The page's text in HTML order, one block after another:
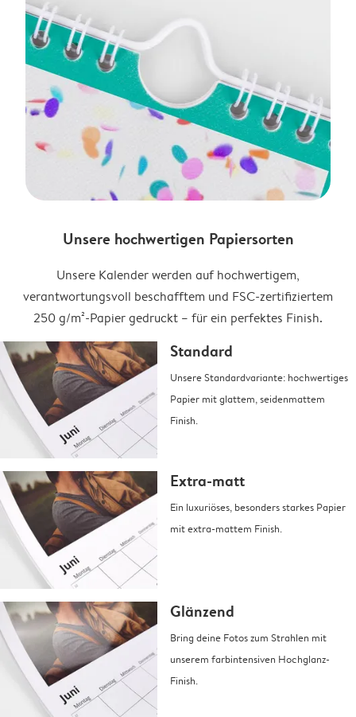
Unsere hochwertigen Papiersorten
Unsere Kalender werden auf hochwertigem,
verantwortungsvoll beschafftem und FSC-zertifiziertem
250 g/m²-Papier gedruckt – für ein perfektes Finish.
Standard
Unsere Standardvariante: hochwertiges
Papier mit glattem, seidenmattem
Finish.
Extra-matt
Ein luxuriöses, besonders starkes Papier
mit extra-mattem Finish.
Glänzend
Bring deine Fotos zum Strahlen mit
unserem farbintensiven Hochglanz-
Finish.